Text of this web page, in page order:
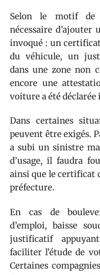
Selon le motif
nécessaire d’ajouter
invoqué : un
du véhicule, un
dans une zone non
encore une
voiture a été
Dans certaines
peuvent être exigés.
a subi un sinistre
d’usage, il faudra
ainsi que le certificat
préfecture.
En cas de
d’emploi, baisse
justificatif
faciliter l’étude de
Certaines